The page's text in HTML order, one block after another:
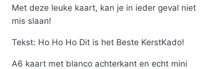
Met deze leuke kaart, kan je in ieder geval niet
mis slaan!
Tekst: Ho Ho Ho Dit is het Beste KerstKado!
A6 kaart met blanco achterkant en echt mini